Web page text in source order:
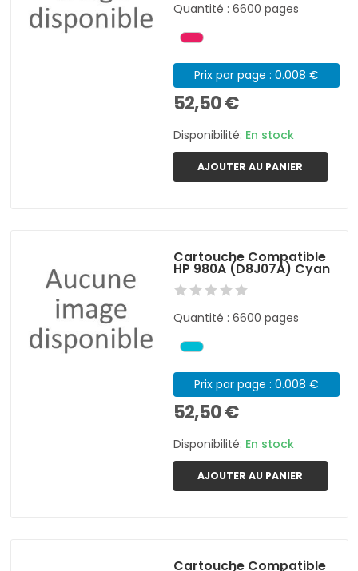
Quantité : 6600 pages
Prix par page : 0.008 €
52,50 €
Disponibilité: En stock
AJOUTER AU PANIER
Cartouche Compatible
HP 980A (D8J07A) Cyan
Quantité : 6600 pages
Prix par page : 0.008 €
52,50 €
Disponibilité: En stock
AJOUTER AU PANIER
Cartouche Compatible